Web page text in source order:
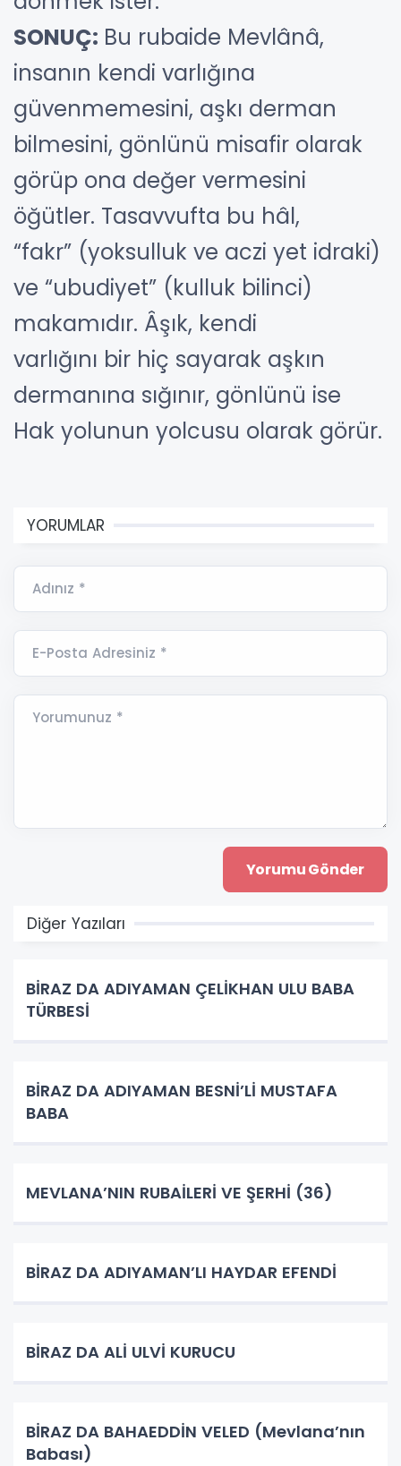
SONUÇ: Bu rubaide Mevlânâ,
insanın kendi varlığına
güvenmemesini, aşkı derman
bilmesini, gönlünü misafir olarak
görüp ona değer vermesini
öğütler. Tasavvufta bu hâl,
“fakr” (yoksulluk ve aczi yet idraki)
ve “ubudiyet” (kulluk bilinci)
makamıdır. Âşık, kendi
varlığını bir hiç sayarak aşkın
dermanına sığınır, gönlünü ise
Hak yolunun yolcusu olarak görür.
YORUMLAR
Adınız *
E-Posta Adresiniz *
Yorumunuz *
Diğer Yazıları
BİRAZ DA ADIYAMAN ÇELİKHAN ULU BABA
TÜRBESİ
BİRAZ DA ADIYAMAN BESNİ’Lİ MUSTAFA
BABA
MEVLANA’NIN RUBAİLERİ VE ŞERHİ (36)
BİRAZ DA ADIYAMAN’LI HAYDAR EFENDİ
BİRAZ DA ALİ ULVİ KURUCU
BİRAZ DA BAHAEDDİN VELED (Mevlana’nın
Babası)